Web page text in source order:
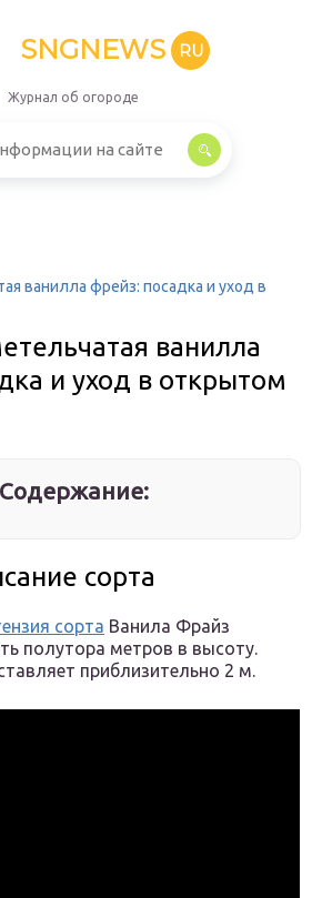
SNGNEWS RU
Журнал об огороде
ванилла фрейз: посадка и уход в
ванилла
и уход в открытом
Содержание:
сорта
сорта Ванила Фрайз
полутора метров в высоту.
приблизительно 2 м.